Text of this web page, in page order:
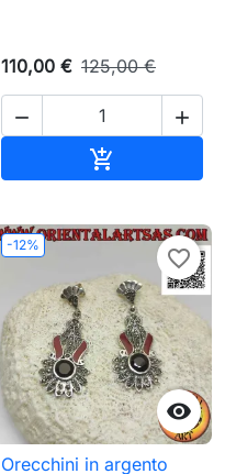
110,00 € 125,00 €
 

-12%

favorite_border
Orecchini in argento